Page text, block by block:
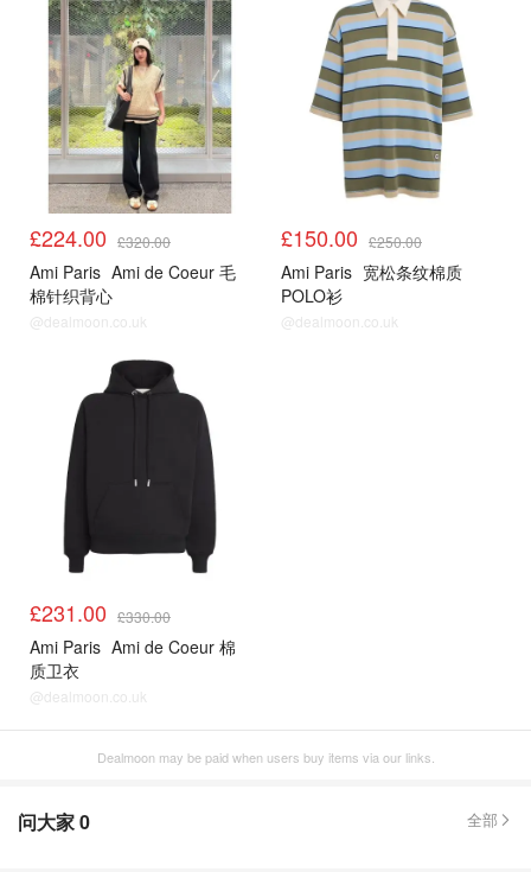
£224.00 £320.00
Ami Paris Ami de Coeur 毛
棉针织背心
@dealmoon.co.uk
£150.00 £250.00
Ami Paris 宽松条纹棉质
POLO衫
@dealmoon.co.uk
£231.00 £330.00
Ami Paris Ami de Coeur 棉
质卫衣
@dealmoon.co.uk
Dealmoon may be paid when users buy items via our links.
问大家0 全部